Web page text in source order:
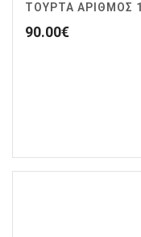
ΤΟΥΡΤΑ ΑΡΙΘΜΟΣ
90.00€